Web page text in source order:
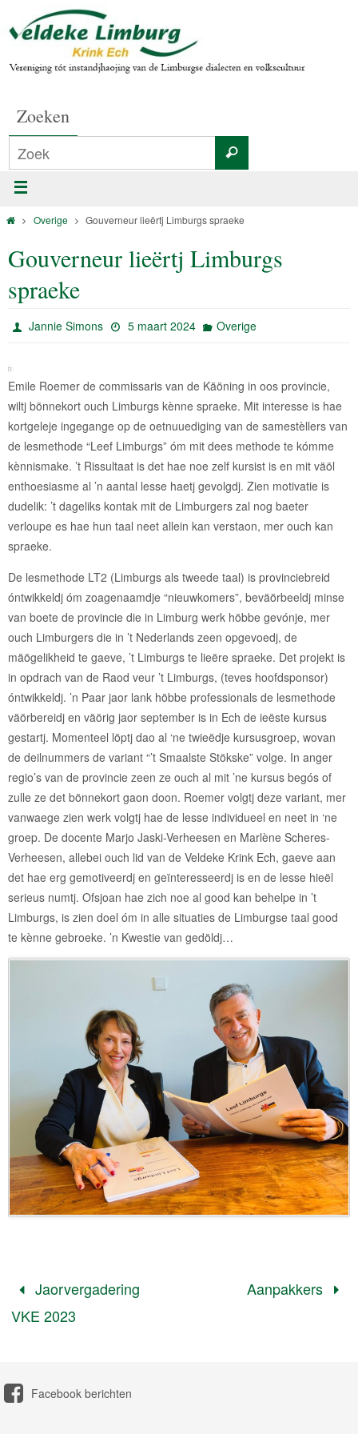
Zoeken
Overige Gouverneur lieërtj Limburgs spraeke
Gouverneur lieërtj Limburgs
spraeke
Jannie Simons 5 maart 2024 Overige
Emile Roemer de commissaris van de Käöning in oos provincie,
wiltj bönnekort ouch Limburgs kènne spraeke. Mit interesse is hae
kortgeleje ingegange op de oetnuuediging van de samestèllers van
de lesmethode “Leef Limburgs” óm mit dees methode te kómme
kènnismake. ’t Rissultaat is det hae noe zelf kursist is en mit väöl
enthoesiasme al ’n aantal lesse haetj gevolgdj. Zien motivatie is
dudelik: ’t dageliks kontak mit de Limburgers zal nog baeter
verloupe es hae hun taal neet allein kan verstaon, mer ouch kan
spraeke.
De lesmethode LT2 (Limburgs als tweede taal) is provinciebreid
óntwikkeldj óm zoagenaamdje “nieuwkomers”, beväörbeeldj minse
van boete de provincie die in Limburg werk höbbe gevónje, mer
ouch Limburgers die in ’t Nederlands zeen opgevoedj, de
mäögelikheid te gaeve, ’t Limburgs te lieëre spraeke. Det projekt is
in opdrach van de Raod veur ’t Limburgs, (teves hoofdsponsor)
óntwikkeldj. ’n Paar jaor lank höbbe professionals de lesmethode
väörbereidj en väörig jaor september is in Ech de ieëste kursus
gestartj. Momenteel löptj dao al ‘ne twieëdje kursusgroep, wovan
de deilnummers de variant “’t Smaalste Stökske” volge. In anger
regio’s van de provincie zeen ze ouch al mit ’ne kursus begós of
zulle ze det bönnekort gaon doon. Roemer volgtj deze variant, mer
vanwaege zien werk volgtj hae de lesse individueel en neet in ‘ne
groep. De docente Marjo Jaski-Verheesen en Marlène Scheres-
Verheesen, allebei ouch lid van de Veldeke Krink Ech, gaeve aan
det hae erg gemotiveerdj en geïnteresseerdj is en de lesse hieël
serieus numtj. Ofsjoan hae zich noe al good kan behelpe in ’t
Limburgs, is zien doel óm in alle situaties de Limburgse taal good
te kènne gebroeke. ’n Kwestie van gedöldj…
Jaorvergadering
VKE 2023
Aanpakkers
Facebook berichten